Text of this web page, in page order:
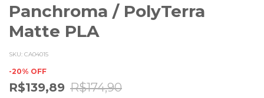
Panchroma / PolyTerra
Matte PLA
SKU: CA04015
-20% OFF
R$139,89 R$174,90